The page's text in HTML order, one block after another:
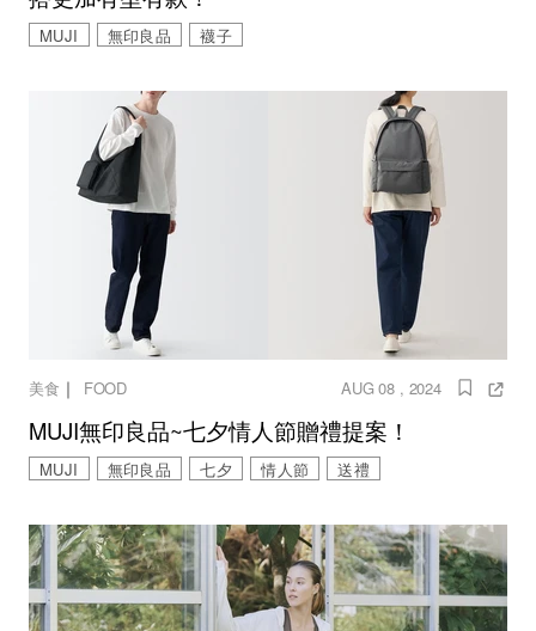
MUJI 無印良品 襪子
美食 ｜ FOOD AUG 08 , 2024
MUJI無印良品~七夕情人節贈禮提案！
MUJI 無印良品 七夕 情人節 送禮